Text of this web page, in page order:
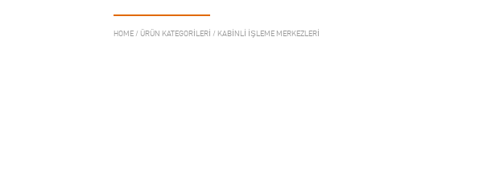
HOME/ ÜRÜN KATEGORILERI / KABINLI IŞLEME MERKEZLERI